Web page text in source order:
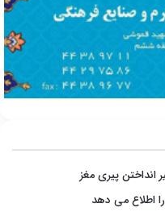
انداختن پیری مغز
اطلاع می دهد